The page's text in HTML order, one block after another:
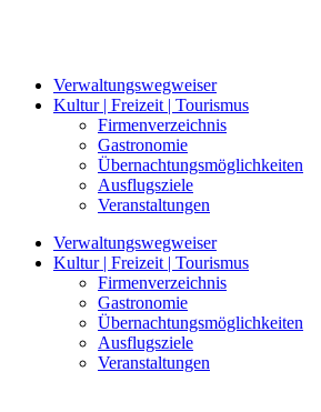
Verwaltungswegweiser
Kultur | Freizeit | Tourismus
Firmenverzeichnis
Gastronomie
Übernachtungsmöglichkeiten
Ausflugsziele
Veranstaltungen
Verwaltungswegweiser
Kultur | Freizeit | Tourismus
Firmenverzeichnis
Gastronomie
Übernachtungsmöglichkeiten
Ausflugsziele
Veranstaltungen